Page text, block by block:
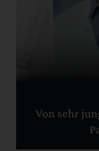
Von sehr